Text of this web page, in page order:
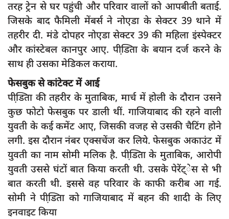
Register
English
तरह ट्रेन से घर पहुंची और परिवार वालों को आपबीती बताई.
जिसके बाद फैमिली मेंबर्स ने नोएडा के सेक्टर 39 थाने में
तहरीर दी. मंडे दोपहर नोएडा सेक्टर 39 की महिला इंस्पेक्टर
और कांस्टेबल कानपुर आए. पीडि़ता के बयान दर्ज करने के
साथ ही उसका मेडिकल कराया.
फेसबुक से कांटेक्ट में आई
पीडि़ता की तहरीर के मुताबिक, मार्च में होली के दौरान उसने
कुछ फोटो फेसबुक पर डाली थीं. गाजियाबाद की रहने वाली
युवती के कई कमेंट आए, जिसकी वजह से उसकी चैटिंग होने
लगी. इस दौरान नंबर एक्सचेंज कर लिये. फेसबुक अकाउंट में
युवती का नाम सोमी मलिक है. पीडि़ता के मुताबिक, आरोपी
युवती उससे घंटों बात किया करती थी. उसके पेरेंट्ेस से भी
बात करती थी. इससे वह परिवार के काफी करीब आ गई.
सोमी ने पीडि़ता को गाजियाबाद में बहन की शादी के लिए
इनवाइट किया